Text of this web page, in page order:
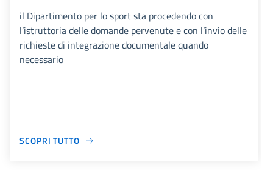
il Dipartimento per lo sport sta procedendo con
l’istruttoria delle domande pervenute e con l’invio delle
richieste di integrazione documentale quando
necessario
SCOPRI TUTTO